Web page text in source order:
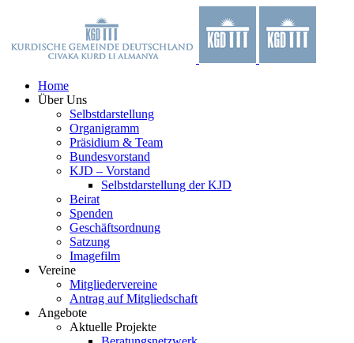
springen
Home
Über Uns
Selbstdarstellung
Organigramm
Präsidium & Team
Bundesvorstand
KJD – Vorstand
Selbstdarstellung der KJD
Beirat
Spenden
Geschäftsordnung
Satzung
Imagefilm
Vereine
Mitgliedervereine
Antrag auf Mitgliedschaft
Angebote
Aktuelle Projekte